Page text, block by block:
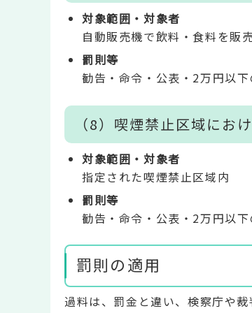
対象範囲・対象者
自動販売機で飲料・食料を販
罰則等
勧告・命令・公表・2万円以下
（8）喫煙禁止区域にお
対象範囲・対象者
指定された喫煙禁止区域内
罰則等
勧告・命令・公表・2万円以下
罰則の適用
過料は、罰金と違い、検察庁や